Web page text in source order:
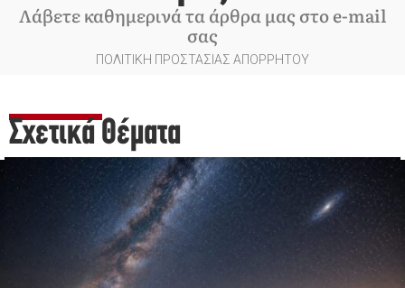
Λάβετε καθημερινά τα άρθρα μας στο e-mail
σας
ΠΟΛΙΤΙΚΗ ΠΡΟΣΤΑΣΙΑΣ ΑΠΟΡΡΗΤΟΥ
Σχετικά Θέματα